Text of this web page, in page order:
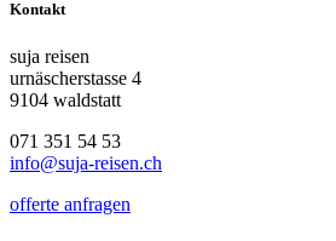
Kontakt
suja reisen
urnäscherstasse 4
9104 waldstatt
071 351 54 53
info@suja-reisen.ch
offerte anfragen